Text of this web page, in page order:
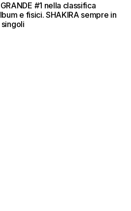
#1 nella classifica
e fisici. SHAKIRA sempre in